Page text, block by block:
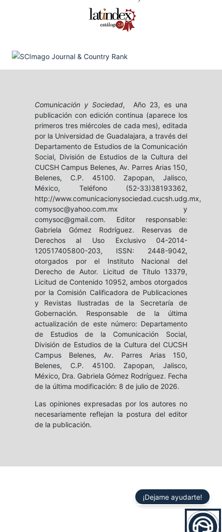
Comunicación y Sociedad, Año 23, es una
publicación con edición continua (aparece los
primeros tres miércoles de cada mes), editada
por la Universidad de Guadalajara, a través del
Departamento de Estudios de la Comunicación
Social, División de Estudios de la Cultura del
CUCSH Campus Belenes, Av. Parres Arias 150,
Belenes, C.P. 45100. Zapopan, Jalisco,
México, Teléfono (52-33)38193362,
http://www.comunicacionysociedad.cucsh.udg.mx,
comysoc@yahoo.com.mx y
comysoc@gmail.com. Editor responsable:
Gabriela Gómez Rodríguez. Reservas de
Derechos al Uso Exclusivo 04-2014-
120517405800-203, ISSN: 2448-9042,
otorgados por el Instituto Nacional del
Derecho de Autor. Licitud de Título 13379,
Licitud de Contenido 10952, ambos otorgados
por la Comisión Calificadora de Publicaciones
y Revistas Ilustradas de la Secretaría de
Gobernación. Responsable de la última
actualización de este número: Departamento
de Estudios de la Comunicación Social,
División de Estudios de la Cultura del CUCSH
Campus Belenes, Av. Parres Arias 150,
Belenes, C.P. 45100. Zapopan, Jalisco,
México, Dra. Gabriela Gómez Rodríguez. Fecha
de la última modificación: 8 de julio de 2026.
Las opiniones expresadas por los autores no
necesariamente reflejan la postura del editor
de la publicación.
¡Dejame ayudarte!